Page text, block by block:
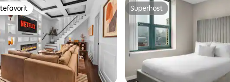
bedømmelse, 108 omtaler
Superhost
Superhost